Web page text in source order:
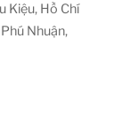
Kiệu, Hồ Chí
Nhuận,